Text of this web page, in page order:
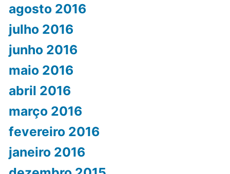
agosto 2016
julho 2016
junho 2016
maio 2016
abril 2016
março 2016
fevereiro 2016
janeiro 2016